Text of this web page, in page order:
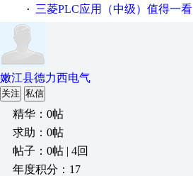
· 三菱PLC应用（中级）值得一看
嫩江县德力西电气
关注 私信
精华：0帖
求助：0帖
帖子：0帖 | 4回
年度积分：17